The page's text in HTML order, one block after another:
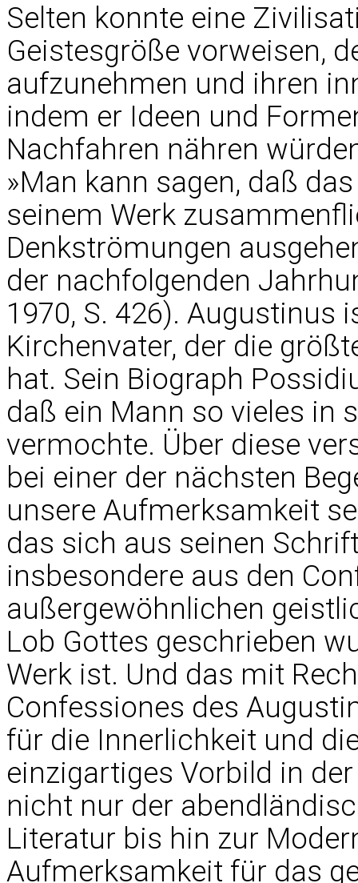
Selten konnte eine
Geistesgröße vorweisen,
aufzunehmen und ihren
indem er Ideen und
Nachfahren nähren
»Man kann sagen, daß
seinem Werk
Denkströmungen
der nachfolgenden
1970, S. 426). Augustinus
Kirchenvater, der die
hat. Sein Biograph
daß ein Mann so vieles in
vermochte. Über diese
bei einer der nächsten
unsere Aufmerksamkeit
das sich aus seinen
insbesondere aus den
außergewöhnlichen
Lob Gottes geschrieben
Werk ist. Und das mit
Confessiones des
für die Innerlichkeit und
einzigartiges Vorbild in
nicht nur der
Literatur bis hin zur
Aufmerksamkeit für das